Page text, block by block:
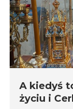
A kiedyś
życiu i